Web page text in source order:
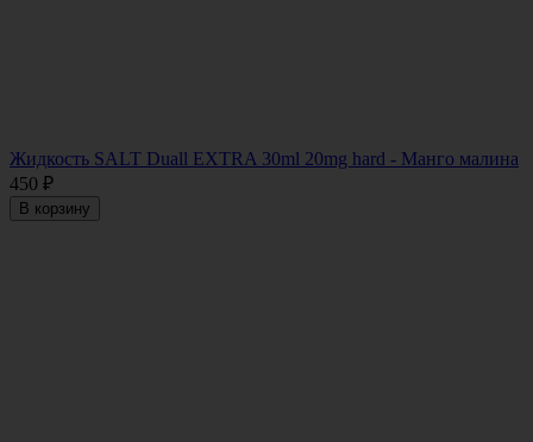
Жидкость SALT Duall EXTRA 30ml 20mg hard - Манго малина
450 ₽
В корзину